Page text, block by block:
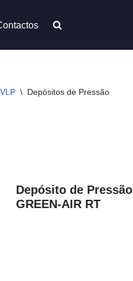
\ Depósitos de Pressão
Depósito de Pressão
GREEN-AIR RT